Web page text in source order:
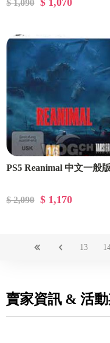
$ 1,090
PS5 Reanimal 中文一般版
$ 2,090 $ 1,170
13
賣家資訊 & 活動